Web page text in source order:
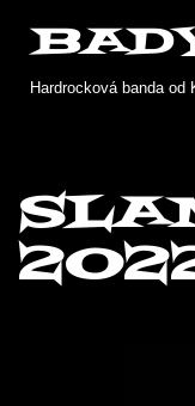
naHardrocková banda od